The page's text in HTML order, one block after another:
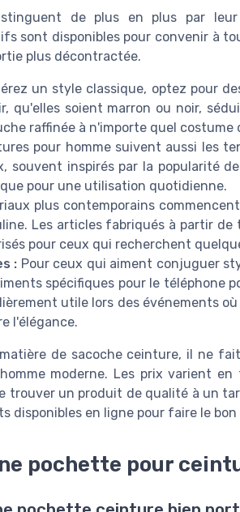
de plus en plus par
sont disponibles pour convenir à
plus décontractée.
un style classique, optez pour
qu'elles soient marron ou noir,
raffinée à n'importe quel costume
pour homme suivent aussi les
souvent inspirés par la popularité
pour une utilisation quotidienne.
plus contemporains
Les articles fabriqués à partir
pour ceux qui recherchent
: Pour ceux qui aiment conjuguer
spécifiques pour le téléphone
utile lors des événements
l'élégance.
de sacoche ceinture, il ne
moderne. Les prix varient
trouver un produit de qualité à un
disponibles en ligne pour faire le bon
pochette pour